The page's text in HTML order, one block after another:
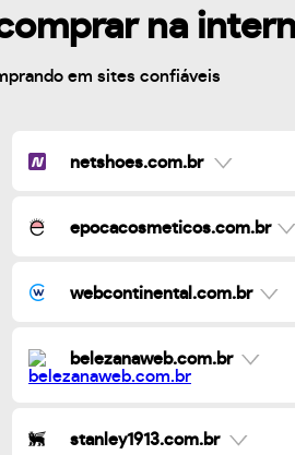
na
em sites confiáveis
netshoes.com.br
epocacosmeticos.com.br
webcontinental.com.br
belezanaweb.com.br
stanley1913.com.br